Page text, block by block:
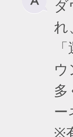
ダ
れ
ウ
多
ー
※